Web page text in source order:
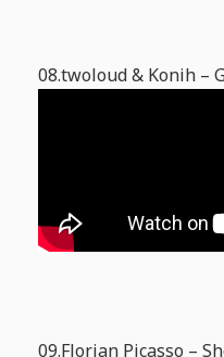
08.twoloud & Konih –
09.Florian Picasso –